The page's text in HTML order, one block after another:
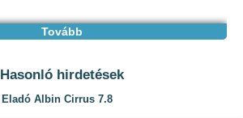
Tovább
Hasonló hirdetések
Eladó Albin Cirrus 7.8